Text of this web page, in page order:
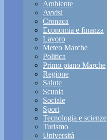
Ambiente
Avvisi
Cronaca
Economia e finanza
Lavoro
Meteo Marche
Politica
Primo piano Marche
Regione
Salute
Scuola
Sociale
Sport
Tecnologia e scienze
Turismo
Università